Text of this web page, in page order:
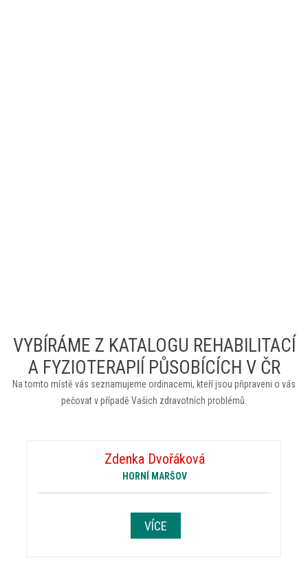
VYBÍRÁME Z KATALOGU REHABILITACÍ
A FYZIOTERAPIÍ PŮSOBÍCÍCH V ČR
Na tomto místě vás seznamujeme ordinacemi, kteří jsou připraveni o vás
pečovat v případě Vašich zdravotních problémů.
Zdenka Dvořáková
HORNÍ MARŠOV
VÍCE